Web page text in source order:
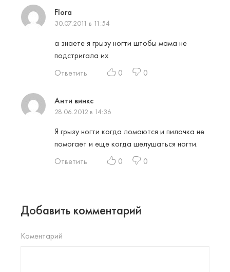
Flora
30.07.2011 в 11:54
а знаете я грызу ногти штобы мама не
подстригала их
Ответить
0 0
Анти винкс
28.06.2012 в 14:36
Я грызу ногти когда ломаются и пилочка не
помогает и еще когда шелушаться ногти.
Ответить
0 0
Добавить комментарий
Коментарий